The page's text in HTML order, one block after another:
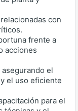
con
frente a
acciones
el
el uso eficiente
para el